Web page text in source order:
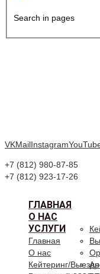
Search in pages
VKMailInstagram
+7 (812) 980-87-85
+7 (812) 923-17-26
ГЛАВНАЯ
О НАС
УСЛУГИ
Главная
О нас
Кейтеринг/